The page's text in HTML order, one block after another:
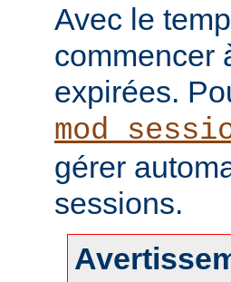
Avec le
commencer
expirées.
gérer
sessions.